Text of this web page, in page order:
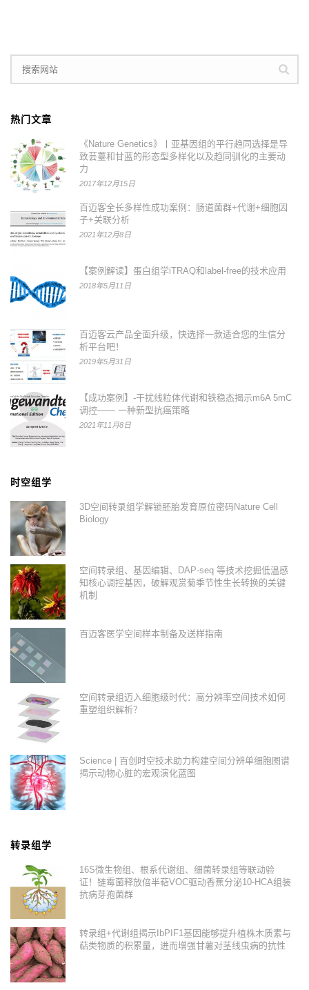
热门文章
《Nature Genetics》丨亚基因组的平行趋同选择是导
致芸薹和甘蓝的形态型多样化以及趋同驯化的主要动
力
2017年12月15日
百迈客全长多样性成功案例：肠道菌群+代谢+细胞因
子+关联分析
2021年12月8日
【案例解读】蛋白组学iTRAQ和label-free的技术应用
2018年5月11日
百迈客云产品全面升级，快选择一款适合您的生信分
析平台吧！
2019年5月31日
【成功案例】-干扰线粒体代谢和铁稳态揭示m6A 5mC
调控—— 一种新型抗癌策略
2021年11月8日
时空组学
3D空间转录组学解锁胚胎发育原位密码Nature Cell
Biology
空间转录组、基因编辑、DAP-seq 等技术挖掘低温感
知核心调控基因，破解观赏菊季节性生长转换的关键
机制
百迈客医学空间样本制备及送样指南
空间转录组迈入细胞级时代：高分辨率空间技术如何
重塑组织解析？
Science | 百创时空技术助力构建空间分辨单细胞图谱
揭示动物心脏的宏观演化蓝图
转录组学
16S微生物组、根系代谢组、细菌转录组等联动验
证！链霉菌释放倍半萜VOC驱动香蕉分泌10-HCA组装
抗病芽孢菌群
转录组+代谢组揭示IbPIF1基因能够提升植株木质素与
萜类物质的积累量，进而增强甘薯对茎线虫病的抗性